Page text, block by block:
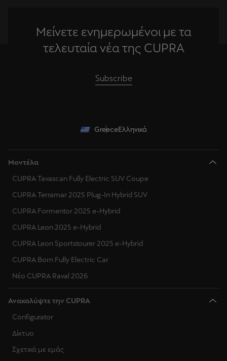
Μείνετε ενημερωμένοι με τα
τελευταία νέα της CUPRA
Subscribe
GreeceΕλληνικά
Μοντέλα
CUPRA Tavascan Fully Electric SUV Coupe
CUPRA Terramar 2025 Plug-In Hybrid SUV
CUPRA Formentor 2025 e-Hybrid
CUPRA Leon 2025 e-Hybrid
CUPRA Leon Sportstourer 2025 e-Hybrid
CUPRA Born Fully Electric Car
Νέο CUPRA Raval 2026
Ανακαλύψτε την CUPRA
Configurator
Δίκτυο
Σχετικά με εμάς